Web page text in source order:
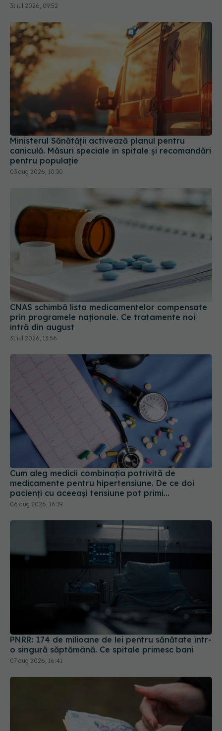
31 iul 2026, 09:52
Ministerul Sănătății activează planul pentru
caniculă. Măsuri speciale în spitale și recomandări
pentru populație
03 aug 2026, 10:30
CNAS schimbă lista medicamentelor compensate
prin programele naționale. Ce tratamente noi
intră din august
31 iul 2026, 13:56
Cum aleg medicii combinația potrivită de
medicamente pentru hipertensiune. De ce doi
pacienți cu aceeași tensiune pot primi
tratamente diferite
06 aug 2026, 16:19
PNRR: 174 de milioane de lei pentru sănătate într-
o singură săptămână. Ce spitale primesc bani
07 aug 2026, 16:41